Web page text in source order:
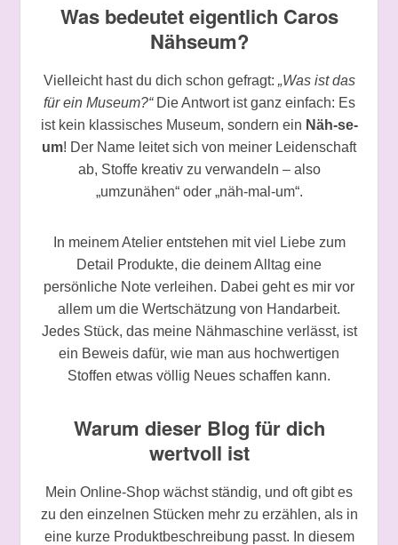
Was bedeutet eigentlich Caros
Nähseum?
Vielleicht hast du dich schon gefragt: „Was ist das
für ein Museum?“Die Antwort ist ganz einfach: Es
ist kein klassisches Museum, sondern ein Näh-se-
um! Der Name leitet sich von meiner Leidenschaft
ab, Stoffe kreativ zu verwandeln – also
„umzunähen“ oder „näh-mal-um“.
In meinem Atelier entstehen mit viel Liebe zum
Detail Produkte, die deinem Alltag eine
persönliche Note verleihen. Dabei geht es mir vor
allem um die Wertschätzung von Handarbeit.
Jedes Stück, das meine Nähmaschine verlässt, ist
ein Beweis dafür, wie man aus hochwertigen
Stoffen etwas völlig Neues schaffen kann.
Warum dieser Blog für dich
wertvoll ist
Mein Online-Shop wächst ständig, und oft gibt es
zu den einzelnen Stücken mehr zu erzählen, als in
eine kurze Produktbeschreibung passt. In diesem